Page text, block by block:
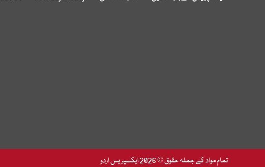
تمام مواد کے جملہ حقوق © 2026 ایکسپریس اردو